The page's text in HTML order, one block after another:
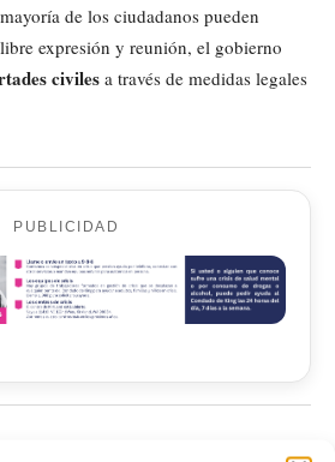
de los ciudadanos pueden
expresión y reunión, el gobierno
civiles a través de medidas legales
PUBLICIDAD